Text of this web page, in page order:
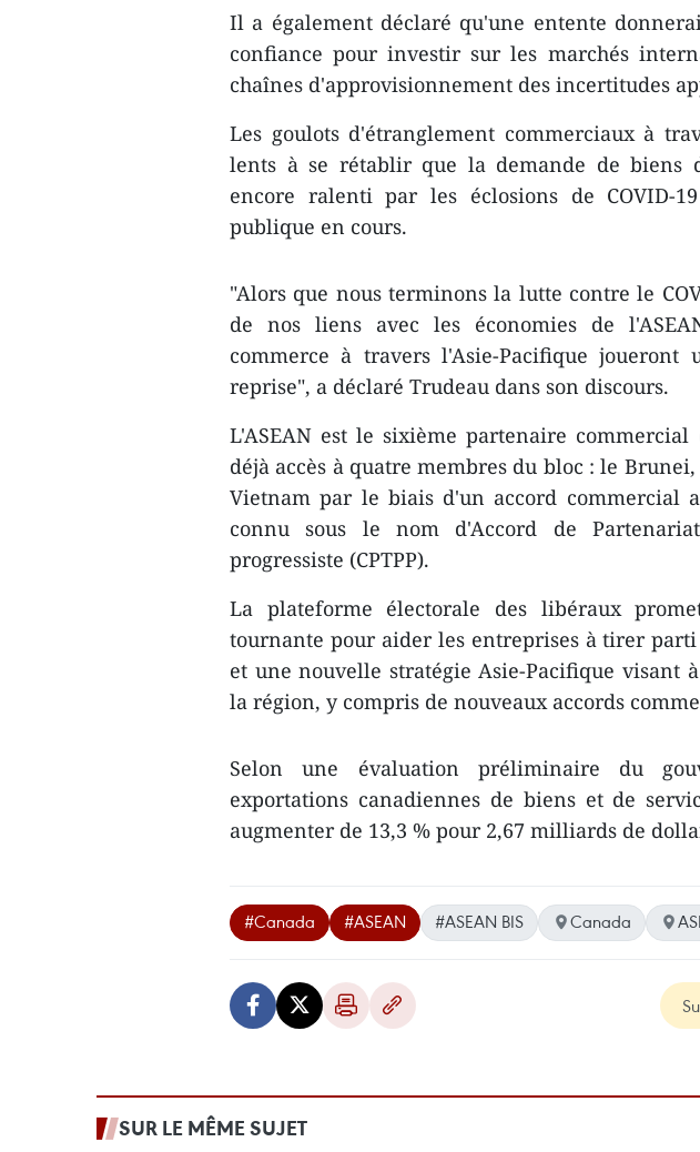
Il a également déclaré qu'une entente
confiance pour investir sur les marchés
chaînes d'approvisionnement des incertitudes
Les goulots d'étranglement commerciaux à
lents à se rétablir que la demande de biens
encore ralenti par les éclosions de COVID-
publique en cours.
"Alors que nous terminons la lutte contre le
de nos liens avec les économies de
commerce à travers l'Asie-Pacifique
reprise", a déclaré Trudeau dans son discours.
L'ASEAN est le sixième partenaire
déjà accès à quatre membres du bloc : le
Vietnam par le biais d'un accord commercial
connu sous le nom d'Accord de
progressiste (CPTPP).
La plateforme électorale des libéraux
tournante pour aider les entreprises à tirer parti
et une nouvelle stratégie Asie-Pacifique visant
la région, y compris de nouveaux accords
Selon une évaluation préliminaire du
exportations canadiennes de biens et de
augmenter de 13,3 % pour 2,67 milliards de
#Canada #ASEAN #ASEAN BIS Canada
SUR LE MÊME SUJET